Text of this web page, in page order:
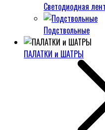
Светодиодная
Подствольные
ПАЛАТКИ и ШАТРЫ